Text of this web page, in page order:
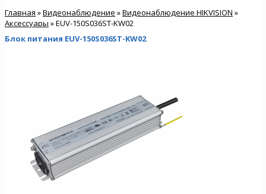
Главная »Видеонаблюдение »Видеонаблюдение HIKVISION »
Аксессуары » EUV-150S036ST-KW02
Блок питания EUV-150S036ST-KW02